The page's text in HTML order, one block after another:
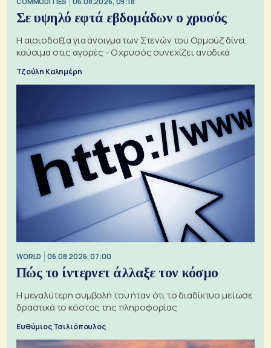
Σε υψηλό εφτά εβδομάδων ο χρυσός
Η αισιοδοξία για άνοιγμα των Στενών του Ορμούζ δίνει
καύσιμα στις αγορές - Ο χρυσός συνεχίζει ανοδικά
Τζούλη Καλημέρη
WORLD 06.08.2026, 07:00
Πώς το ίντερνετ άλλαξε τον κόσμο
Η μεγαλύτερη συμβολή του ήταν ότι το διαδίκτυο μείωσε
δραστικά το κόστος της πληροφορίας
Ευθύμιος Τσιλιόπουλος